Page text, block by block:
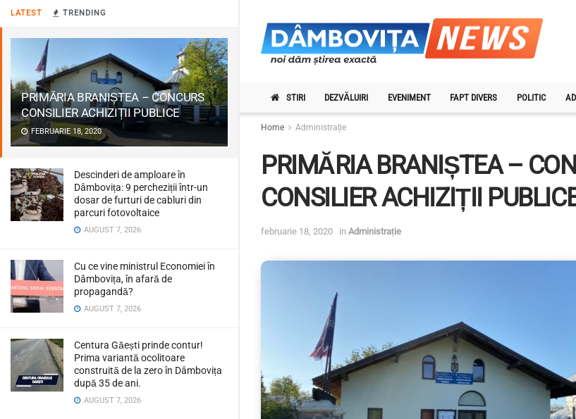
LATEST TRENDING
PRIMĂRIA BRANIȘTEA – CONCURS
CONSILIER ACHIZIȚII PUBLICE
FEBRUARIE 18, 2020
Descinderi de amploare în
Dâmbovița: 9 percheziții într-un
dosar de furturi de cabluri din
parcuri fotovoltaice
AUGUST 7, 2026
Cu ce vine ministrul Economiei în
Dâmbovița, în afară de
propagandă?
AUGUST 7, 2026
Centura Găești prinde contur!
Prima variantă ocolitoare
construită de la zero în Dâmbovița
după 35 de ani.
AUGUST 7, 2026
STIRI DEZVĂLUIRI EVENIMENT FAPT DIVERS POLITIC
Home Administrație
PRIMĂRIA BRANIȘTEA –
CONSILIER ACHIZIȚII
februarie 18, 2020 in Administrație